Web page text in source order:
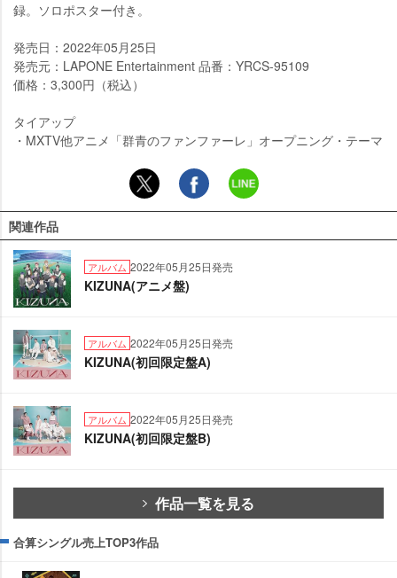
録。ソロポスター付き。
発売日：2022年05月25日
発売元：LAPONE Entertainment 品番：YRCS-95109
価格：3,300円（税込）
タイアップ
・MXTV他アニメ「群青のファンファーレ」オープニング・テーマ
関連作品
アルバム 2022年05月25日発売
KIZUNA(アニメ盤)
アルバム 2022年05月25日発売
KIZUNA(初回限定盤A)
アルバム 2022年05月25日発売
KIZUNA(初回限定盤B)
作品一覧を見る
合算シングル売上TOP3作品